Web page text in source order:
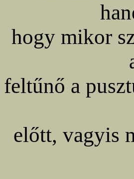
hogy mikor
feltűnő a
előtt, vagyis